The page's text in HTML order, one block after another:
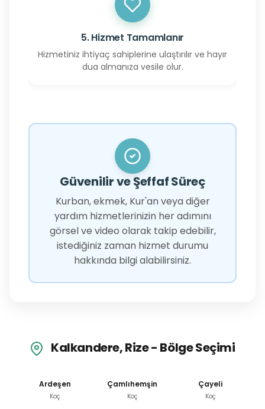
5. Hizmet Tamamlanır
Hizmetiniz ihtiyaç sahiplerine ulaştırılır ve hayır
dua almanıza vesile olur.
Güvenilir ve Şeffaf Süreç
Kurban, ekmek, Kur'an veya diğer
yardım hizmetlerinizin her adımını
görsel ve video olarak takip edebilir,
istediğiniz zaman hizmet durumu
hakkında bilgi alabilirsiniz.
Kalkandere, Rize - Bölge Seçimi
Ardeşen
Koç
Çamlıhemşin
Koç
Çayeli
Koç